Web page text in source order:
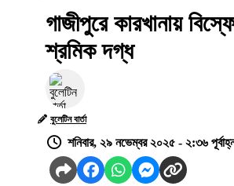
গাজীপুরে কারখানায়
শ্রমিক দগ্ধ
বুলেটিন বার্তা
শনিবার, ২৯ নভেম্বর ২০২৫ - ২:৩৬